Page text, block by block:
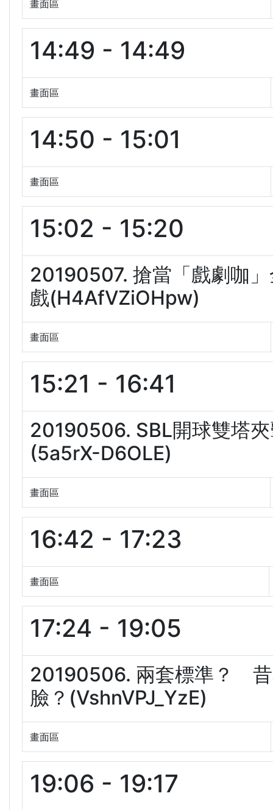
畫面區
14:49 - 14:49
畫面區
14:50 - 15:01
畫面區
15:02 - 15:20
20190507. 搶當「戲劇咖
戲(H4AfVZiOHpw)
畫面區
15:21 - 16:41
20190506. SBL開球雙塔
(5a5rX-D6OLE)
畫面區
16:42 - 17:23
畫面區
17:24 - 19:05
20190506. 兩套標準？
臉？(VshnVPJ_YzE)
畫面區
19:06 - 19:17